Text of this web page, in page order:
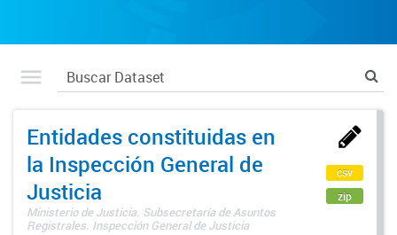
Entidades constituidas en
la Inspección General de
Justicia
Ministerio de Justicia. Subsecretaría de Asuntos
Registrales. Inspección General de Justicia
csv
zip